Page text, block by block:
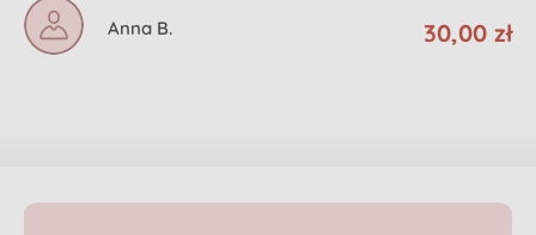
Anna B. 30,00 zł